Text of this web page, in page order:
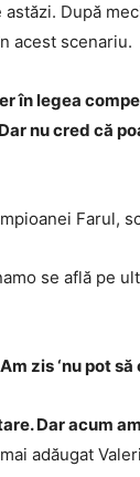
După
acest scenariu.
în legea
nu cred că
Farul,
se află pe
zis ‘nu pot să
Dar acum
adăugat